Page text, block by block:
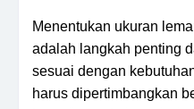
Menentukan ukuran
adalah langkah penting
sesuai dengan
harus dipertimbangkan